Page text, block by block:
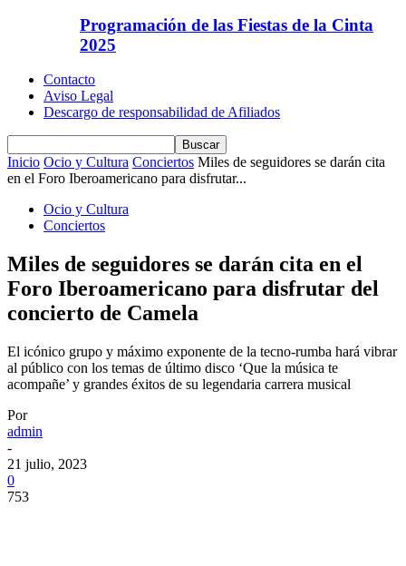
Programación de las Fiestas de la Cinta
2025
Contacto
Aviso Legal
Descargo de responsabilidad de Afiliados
Inicio Ocio y Cultura Conciertos Miles de seguidores se darán cita
en el Foro Iberoamericano para disfrutar...
Ocio y Cultura
Conciertos
Miles de seguidores se darán cita en el
Foro Iberoamericano para disfrutar del
concierto de Camela
El icónico grupo y máximo exponente de la tecno-rumba hará vibrar
al público con los temas de último disco ‘Que la música te
acompañe’ y grandes éxitos de su legendaria carrera musical
Por
admin
-
21 julio, 2023
0
753